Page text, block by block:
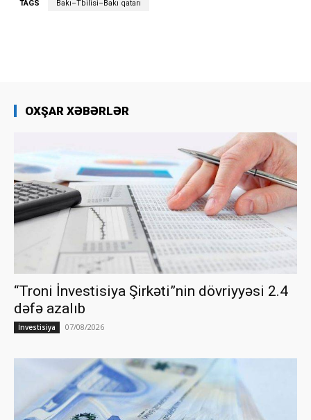
TAGS Bakı–Tbilisi–Bakı qatarı
OXŞAR XƏBƏRLƏR
“Troni İnvestisiya Şirkəti”nin dövriyyəsi 2.4
dəfə azalıb
İnvestisiya 07/08/2026